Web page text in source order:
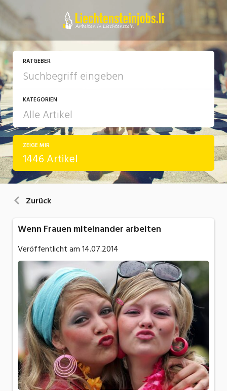
RATGEBER
KATEGORIEN
Arbeit
Ausbildung / Weiterbildung
ZEIGE MIR
1446 Artikel
Zurück
Wenn Frauen miteinander arbeiten
Veröffentlicht am14.07.2014